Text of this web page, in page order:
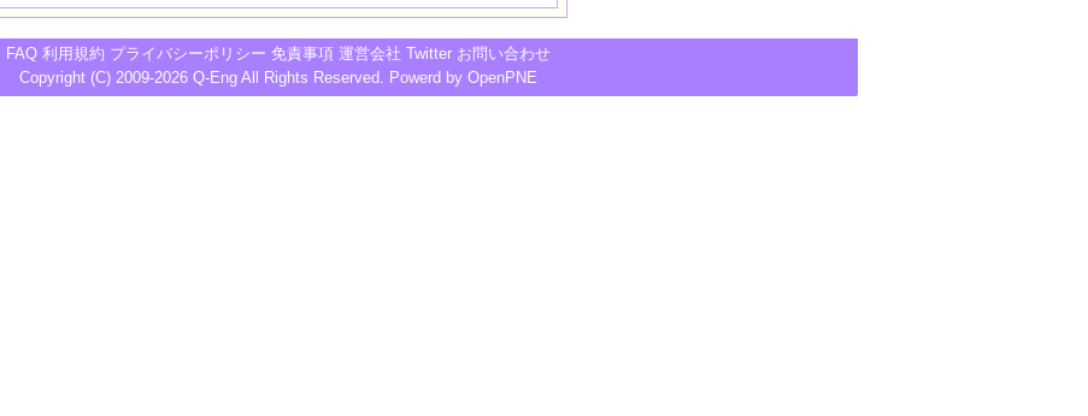
FAQ 利用規約 プライバシーポリシー 免責事項 運営会社 Twitter お問い合わせ
Copyright (C) 2009-2026 Q-Eng All Rights Reserved. Powerd by OpenPNE